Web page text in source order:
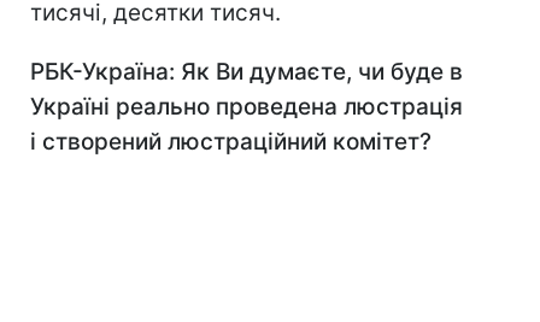
тисячі, десятки тисяч.
РБК-Україна: Як Ви думаєте, чи буде в
Україні реально проведена люстрація
і створений люстраційний комітет?